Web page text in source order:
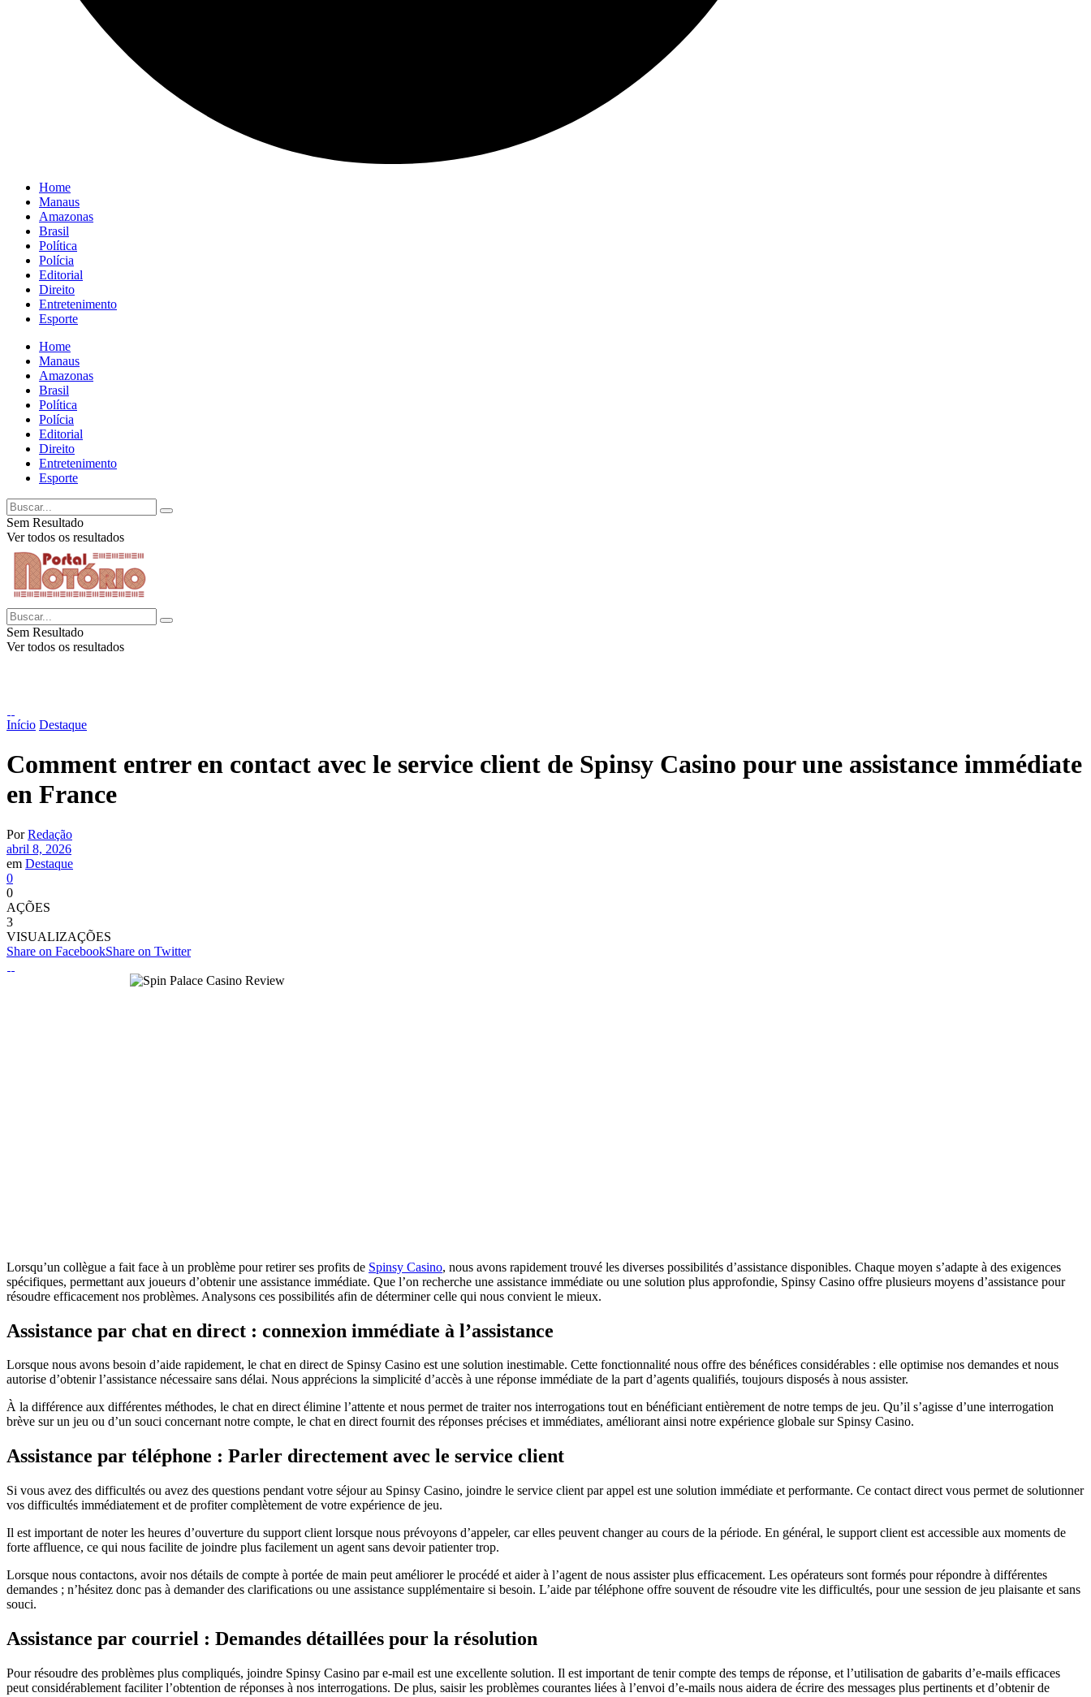
Home
Manaus
Amazonas
Brasil
Política
Polícia
Editorial
Direito
Entretenimento
Esporte
Home
Manaus
Amazonas
Brasil
Política
Polícia
Editorial
Direito
Entretenimento
Esporte
Sem Resultado
Ver todos os resultados
Sem Resultado
Ver todos os resultados
Início Destaque
Comment entrer en contact avec le service client de Spinsy Casino pour une assistance immédiate
en France
Por Redação
abril 8, 2026
em Destaque
0
0
AÇÕES
3
VISUALIZAÇÕES
Share on FacebookShare on Twitter
Lorsqu’un collègue a fait face à un problème pour retirer ses profits de Spinsy Casino, nous avons rapidement trouvé les diverses possibilités d’assistance disponibles. Chaque moyen s’adapte à des exigences
spécifiques, permettant aux joueurs d’obtenir une assistance immédiate. Que l’on recherche une assistance immédiate ou une solution plus approfondie, Spinsy Casino offre plusieurs moyens d’assistance pour
résoudre efficacement nos problèmes. Analysons ces possibilités afin de déterminer celle qui nous convient le mieux.
Assistance par chat en direct : connexion immédiate à l’assistance
Lorsque nous avons besoin d’aide rapidement, le chat en direct de Spinsy Casino est une solution inestimable. Cette fonctionnalité nous offre des bénéfices considérables : elle optimise nos demandes et nous
autorise d’obtenir l’assistance nécessaire sans délai. Nous apprécions la simplicité d’accès à une réponse immédiate de la part d’agents qualifiés, toujours disposés à nous assister.
À la différence aux différentes méthodes, le chat en direct élimine l’attente et nous permet de traiter nos interrogations tout en bénéficiant entièrement de notre temps de jeu. Qu’il s’agisse d’une interrogation
brève sur un jeu ou d’un souci concernant notre compte, le chat en direct fournit des réponses précises et immédiates, améliorant ainsi notre expérience globale sur Spinsy Casino.
Assistance par téléphone : Parler directement avec le service client
Si vous avez des difficultés ou avez des questions pendant votre séjour au Spinsy Casino, joindre le service client par appel est une solution immédiate et performante. Ce contact direct vous permet de solutionner
vos difficultés immédiatement et de profiter complètement de votre expérience de jeu.
Il est important de noter les heures d’ouverture du support client lorsque nous prévoyons d’appeler, car elles peuvent changer au cours de la période. En général, le support client est accessible aux moments de
forte affluence, ce qui nous facilite de joindre plus facilement un agent sans devoir patienter trop.
Lorsque nous contactons, avoir nos détails de compte à portée de main peut améliorer le procédé et aider à l’agent de nous assister plus efficacement. Les opérateurs sont formés pour répondre à différentes
demandes ; n’hésitez donc pas à demander des clarifications ou une assistance supplémentaire si besoin. L’aide par téléphone offre souvent de résoudre vite les difficultés, pour une session de jeu plaisante et sans
souci.
Assistance par courriel : Demandes détaillées pour la résolution
Pour résoudre des problèmes plus compliqués, joindre Spinsy Casino par e-mail est une excellente solution. Il est important de tenir compte des temps de réponse, et l’utilisation de gabarits d’e-mails efficaces
peut considérablement faciliter l’obtention de réponses à nos interrogations. De plus, saisir les problèmes courantes liées à l’envoi d’e-mails nous aidera de écrire des messages plus pertinents et d’obtenir de